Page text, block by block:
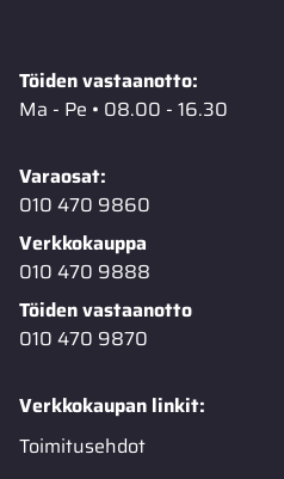
Töiden vastaanotto:
Ma - Pe • 08.00 - 16.30
Varaosat:
010 470 9860
Verkkokauppa
010 470 9888
Töiden vastaanotto
010 470 9870
Verkkokaupan linkit:
Toimitusehdot